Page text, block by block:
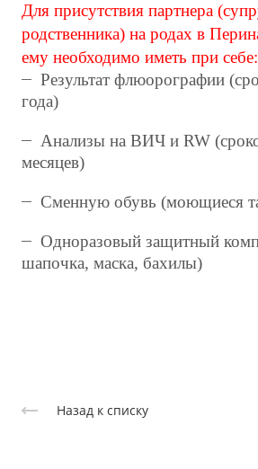
Для присутствия партнера
родственника) на родах в
ему необходимо иметь при себе:
Результат флюорографии
года)
Анализы на ВИЧ и RW
месяцев)
Сменную обувь (моющиеся
Одноразовый защитный
шапочка, маска, бахилы)
Назад к списку